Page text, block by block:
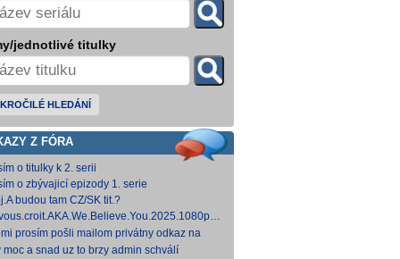
jednotlivé titulky
HLEDÁNÍ
Z FÓRA
o titulky k 2. serii
o zbývajicí epizody 1. serie
budou tam CZ/SK tit.?
Kitsune [5,24 GB]
mi prosím pošli mailom privátny odkaz na
kde to nahráš.
moc a snad uz to brzy admin schválí